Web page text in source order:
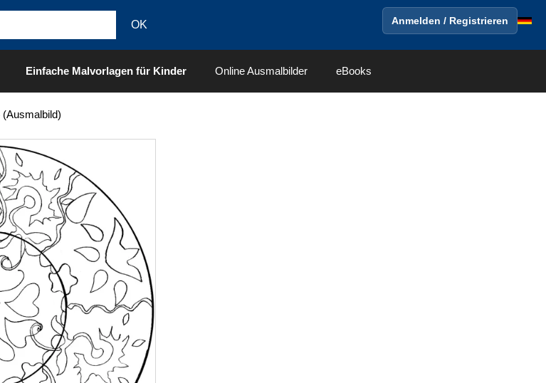
Anmelden / Registrieren
Einfache Malvorlagen für Kinder Online Ausmalbilder eBooks